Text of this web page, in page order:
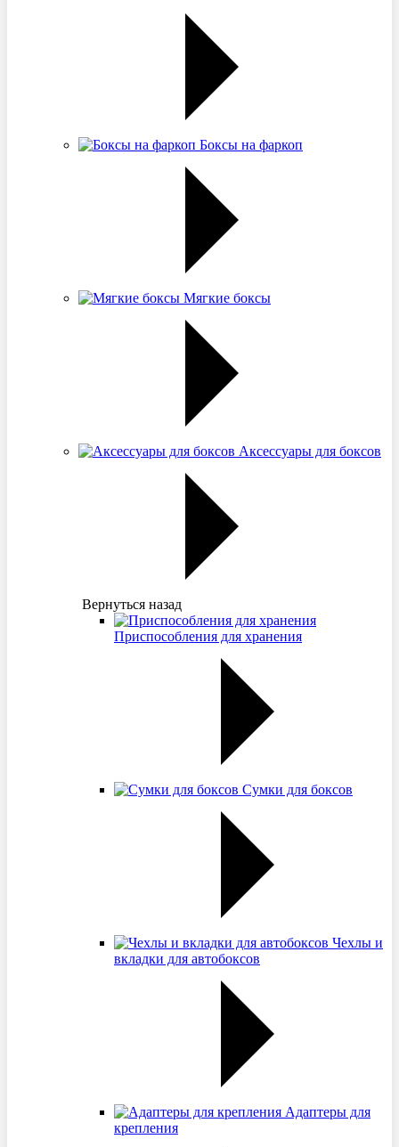
Боксы на фаркоп
Мягкие боксы
Аксессуары для боксов
Вернуться назад
Приспособления для хранения
Сумки для боксов
Чехлы и
вкладки для автобоксов
Адаптеры для
крепления